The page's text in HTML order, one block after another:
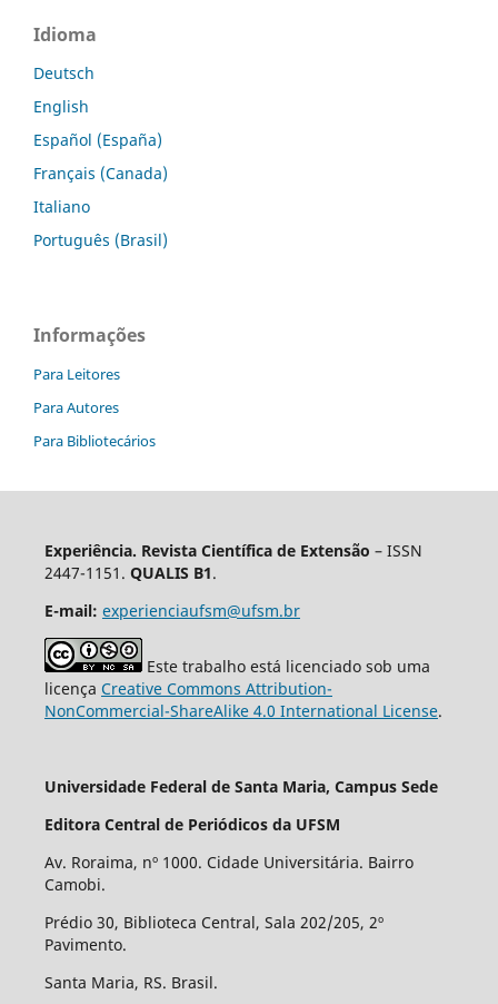
Idioma
Deutsch
English
Español (España)
Français (Canada)
Italiano
Português (Brasil)
Informações
Para Leitores
Para Autores
Para Bibliotecários
Experiência. Revista Científica de Extensão – ISSN
2447-1151. QUALIS B1.
E-mail: experienciaufsm@ufsm.br
Este trabalho está licenciado sob uma
licença Creative Commons Attribution-
NonCommercial-ShareAlike 4.0 International License.
Universidade Federal de Santa Maria, Campus Sede
Editora Central de Periódicos da UFSM
Av. Roraima, nº 1000. Cidade Universitária. Bairro
Camobi.
Prédio 30, Biblioteca Central, Sala 202/205, 2º
Pavimento.
Santa Maria, RS. Brasil.